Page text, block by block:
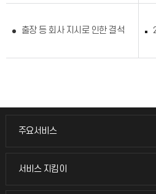
출장 등 회사 지시로 인한 결석
주요서비스
주요서비스
교무회의방송
서비스 지킴이
서비스 지킴이